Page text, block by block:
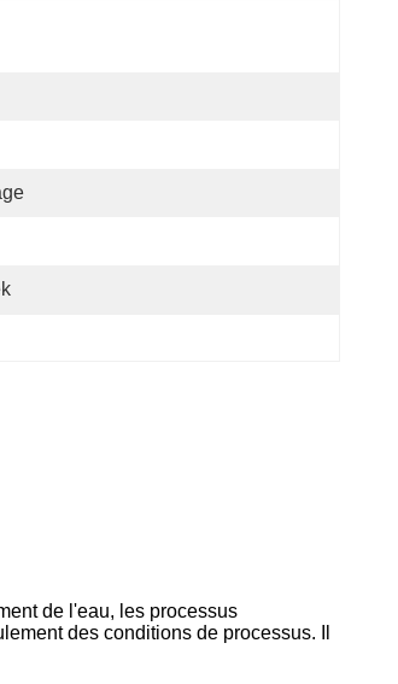
de l'eau, les processus
des conditions de processus. Il